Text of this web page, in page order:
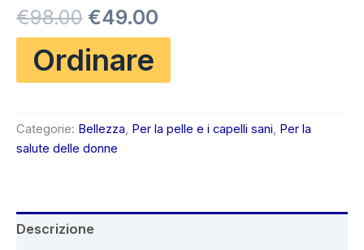
su 5 su
base di
recensioni
€98.00 Il
prezzo
originale
€98.00.
€49.00
attuale
Ordinare
Categorie: Bellezza, Per la pelle e i capelli sani, Per la
salute delle donne
Descrizione